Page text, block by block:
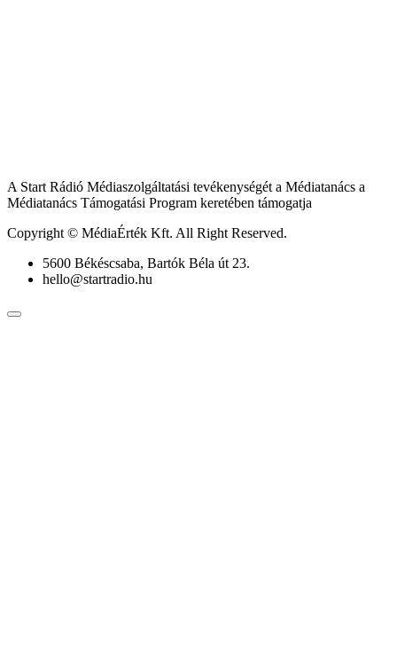
A Start Rádió Médiaszolgáltatási tevékenységét a Médiatanács a
Médiatanács Támogatási Program keretében támogatja
Copyright © MédiaÉrték Kft. All Right Reserved.
5600 Békéscsaba, Bartók Béla út 23.
hello@startradio.hu